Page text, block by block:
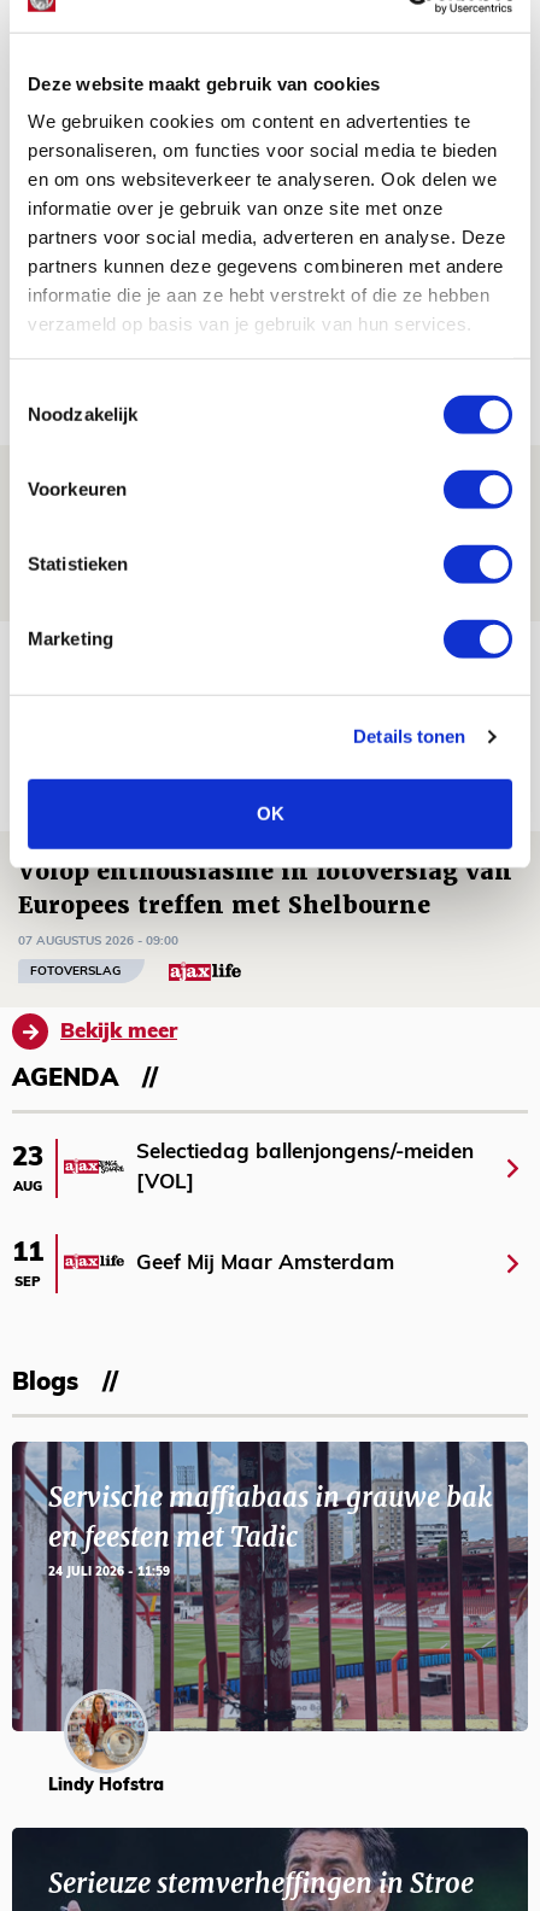
Deze website maakt gebruik van cookies
We gebruiken cookies om content en advertenties te
personaliseren, om functies voor social media te bieden
en om ons websiteverkeer te analyseren. Ook delen we
informatie over je gebruik van onze site met onze
partners voor social media, adverteren en analyse. Deze
partners kunnen deze gegevens combineren met andere
informatie die je aan ze hebt verstrekt of die ze hebben
verzameld op basis van je gebruik van hun services.
Noodzakelijk
Voorkeuren
Statistieken
Marketing
Details tonen
OK
woord: “Kul.” Daarmee werd de persconferentie
afgesloten en ging het vizier vol op AZ-thuis.
Scoor een kennismakingslidmaatschap bij SV Ajax
Floris Roos
Brandt: ‘Ajax en Cruijff bleven door
07 AUGUSTUS 2026 - 20:02
spreekt over Godts, Baas en
Volop enthousiasme in fotoverslag van
Europees treffen met Shelbourne
07 AUGUSTUS 2026 - 09:00
FOTOVERSLAG
Bekijk meer
AGENDA
23
AUG
Selectiedag ballenjongens/-meiden
[VOL]
11
SEP
Geef Mij Maar Amsterdam
Blogs
Servische maffiabaas in grauwe bak
en feesten met Tadic
24 JULI 2026 - 11:59
Lindy Hofstra
Serieuze stemverheffingen in Stroe